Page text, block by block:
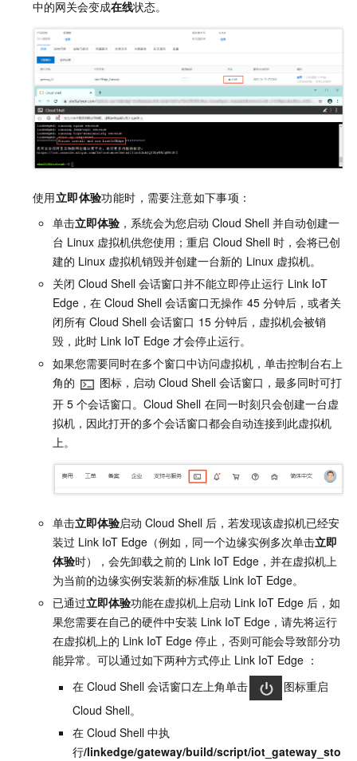
中的网关会变成在线状态。
使用立即体验功能时，需要注意如下事项：
单击立即体验 ，系统会为您启动 Cloud Shell 并自动创建一
台 Linux 虚拟机供您使用；重启 Cloud Shell 时，会将已创
建的 Linux 虚拟机销毁并创建一台新的 Linux 虚拟机。
关闭 Cloud Shell 会话窗口并不能立即停止运行 Link IoT
Edge，在 Cloud Shell 会话窗口无操作 45 分钟后，或者关
闭所有 Cloud Shell 会话窗口 15 分钟后，虚拟机会被销
毁，此时 Link IoT Edge 才会停止运行。
如果您需要同时在多个窗口中访问虚拟机，单击控制台右上
角的
图标，启动 Cloud Shell 会话窗口，最多同时可打
开 5 个会话窗口。Cloud Shell 在同一时刻只会创建一台虚
拟机，因此打开的多个会话窗口都会自动连接到此虚拟机
上。
单击立即体验启动 Cloud Shell 后，若发现该虚拟机已经安
装过 Link IoT Edge（例如，同一个边缘实例多次单击立即
体验时），会先卸载之前的 Link IoT Edge，并在虚拟机上
为当前的边缘实例安装新的标准版 Link IoT Edge。
已通过立即体验功能在虚拟机上启动 Link IoT Edge 后，如
果您需要在自己的硬件中安装 Link IoT Edge，请先将运行
在虚拟机上的 Link IoT Edge 停止，否则可能会导致部分功
能异常。可以通过如下两种方式停止 Link IoT Edge ：
在 Cloud Shell 会话窗口左上角单击
图标重启
Cloud Shell。
在 Cloud Shell 中执
行/linkedge/gateway/build/script/iot_gateway_sto